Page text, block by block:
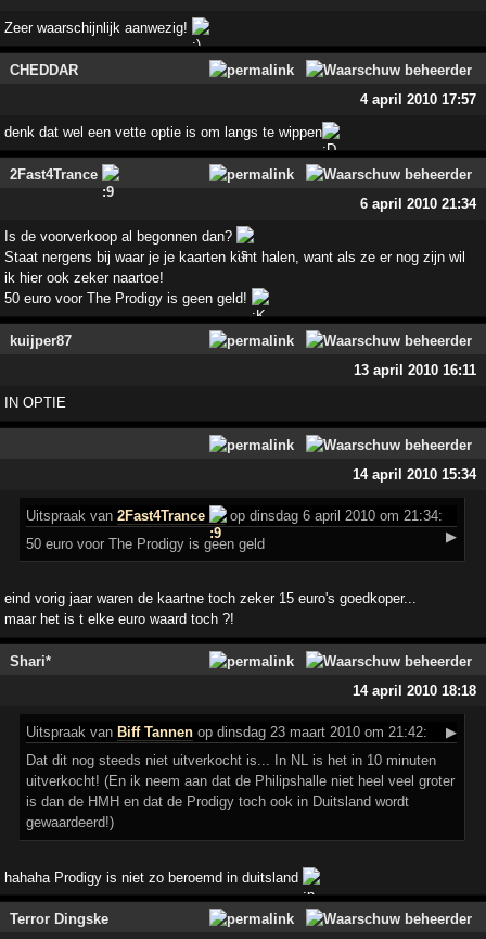
Zeer waarschijnlijk aanwezig!
CHEDDAR
4 april 2010 17:57
denk dat wel een vette optie is om langs te wippen
2Fast4Trance
6 april 2010 21:34
Is de voorverkoop al begonnen dan?
Staat nergens bij waar je je kaarten kunt halen, want als ze er nog zijn wil
ik hier ook zeker naartoe!
50 euro voor The Prodigy is geen geld!
kuijper87
13 april 2010 16:11
IN OPTIE
14 april 2010 15:34
Uitspraak van2Fast4Trance
op dinsdag 6 april 2010 om 21:34:
▶
50 euro voor The Prodigy is geen geld
eind vorig jaar waren de kaartne toch zeker 15 euro's goedkoper...
maar het is t elke euro waard toch ?!
Shari*
14 april 2010 18:18
Uitspraak van Biff Tannen op dinsdag 23 maart 2010 om 21:42:
▶
Dat dit nog steeds niet uitverkocht is... In NL is het in 10 minuten
uitverkocht! (En ik neem aan dat de Philipshalle niet heel veel groter
is dan de HMH en dat de Prodigy toch ook in Duitsland wordt
gewaardeerd!)
hahaha Prodigy is niet zo beroemd in duitsland
Terror Dingske